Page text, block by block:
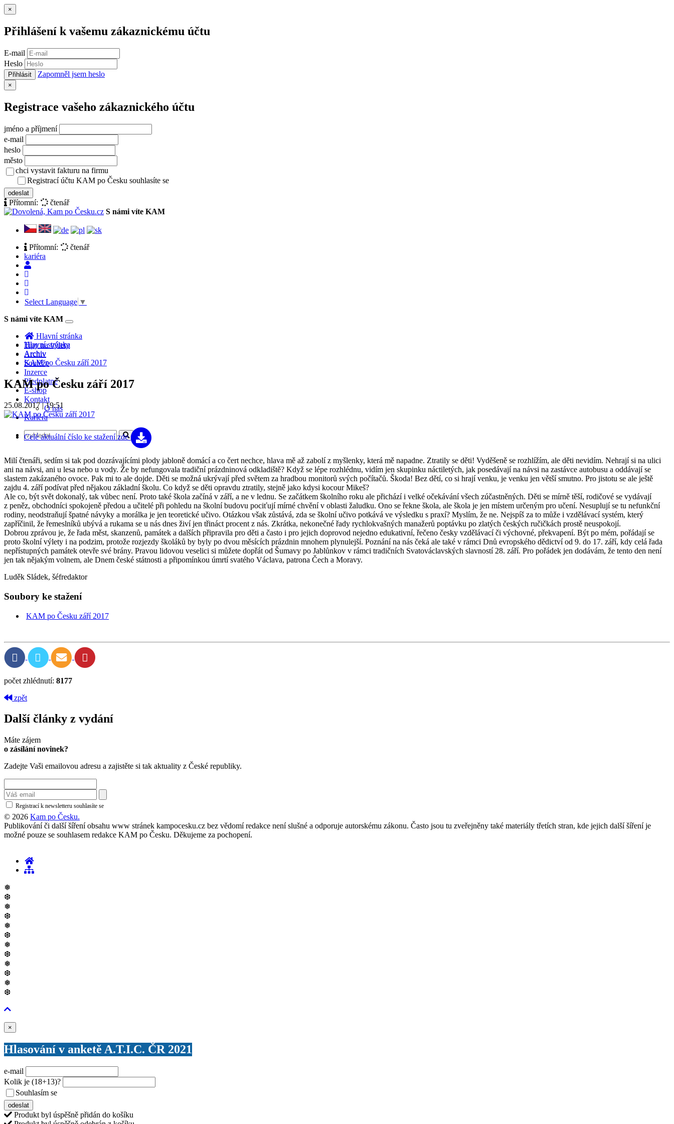
×
Přihlášení k vašemu zákaznickému účtu
E-mail
Heslo
Přihlásit Zapomněl jsem heslo
×
Registrace vašeho zákaznického účtu
jméno a příjmení
e-mail
heslo
město
chci vystavit fakturu na firmu
Registrací účtu KAM po Česku souhlasíte se
odeslat
Přítomní:
čtenář
S námi víte KAM
Přítomní:
čtenář
kariéra
Select Language ▼
S námi víte KAM
Toggle
navigation
Hlavní stránka
Tipy na výlety
Archiv
Soutěže
Inzerce
Předplatné
E-shop
Kontakt
O nás
Kariéra
Hlavní stránka
Archiv
KAM po Česku září 2017
KAM po Česku září 2017
25.08.2017 | 19:51
Celé aktuální číslo ke stažení zde
Milí čtenáři, sedím si tak pod dozrávajícími plody jabloně domácí a co čert nechce, hlava mě až zabolí z myšlenky, která mě napadne. Ztratily se děti! Vyděšeně se rozhlížím, ale děti nevidím. Nehrají si na ulici
ani na návsi, ani u lesa nebo u vody. Že by nefungovala tradiční prázdninová odkladiště? Když se lépe rozhlédnu, vidím jen skupinku náctiletých, jak posedávají na návsi na zastávce autobusu a oddávají se
slastem zakázaného ovoce. Pak mi to ale dojde. Děti se možná ukrývají před světem za hradbou monitorů svých počítačů. Škoda! Bez dětí, co si hrají venku, je venku jen větší smutno. Pro jistotu se ale ještě
zajdu 4. září podívat před nějakou základní školu. Co když se děti opravdu ztratily, stejně jako kdysi kocour Mikeš?
Ale co, být svět dokonalý, tak vůbec není. Proto také škola začíná v září, a ne v lednu. Se začátkem školního roku ale přichází i velké očekávání všech zúčastněných. Děti se mírně těší, rodičové se vydávají
z peněz, obchodníci spokojeně předou a učitelé při pohledu na školní budovu pociťují mírné chvění v oblasti žaludku. Ono se řekne škola, ale škola je jen místem určeným pro učení. Nesuplují se tu nefunkční
rodiny, neodstraňují špatné návyky a morálka je jen teoretické učivo. Otázkou však zůstává, zda se školní učivo potkává ve výsledku s praxí? Myslím, že ne. Nejspíš za to může i vzdělávací systém, který
zapříčinil, že řemeslníků ubývá a rukama se u nás dnes živí jen třináct procent z nás. Zkrátka, nekonečné řady rychlokvašných manažerů poptávku po zlatých českých ručičkách prostě neuspokojí.
Dobrou zprávou je, že řada měst, skanzenů, památek a dalších připravila pro děti a často i pro jejich doprovod nejedno edukativní, řečeno česky vzdělávací či výchovné, překvapení. Být po mém, pořádají se
proto školní výlety i na podzim, protože rozjezdy školáků by byly po dvou měsících prázdnin mnohem plynulejší. Poznání na nás čeká ale také v rámci Dnů evropského dědictví od 9. do 17. září, kdy celá řada
nepřístupných památek otevře své brány. Pravou lidovou veselici si můžete dopřát od Šumavy po Jablůnkov v rámci tradičních Svatováclavských slavností 28. září. Pro pořádek jen dodávám, že tento den není
jen tak nějakým volnem, ale Dnem české státnosti a připomínkou úmrtí svatého Václava, patrona Čech a Moravy.
Luděk Sládek, šéfredaktor
Soubory ke stažení
KAM po Česku září 2017
počet zhlédnutí: 8177
zpět
Další články z vydání
Máte zájem
o zásílání novinek?
Zadejte Vaši emailovou adresu a zajistěte si tak aktuality z České republiky.
Registrací k newsletteru souhlasíte se
© 2026 Kam po Česku.
Publikování či další šíření obsahu www stránek kampocesku.cz bez vědomí redakce není slušné a odporuje autorskému zákonu. Často jsou tu zveřejněny také materiály třetích stran, kde jejich další šíření je
možné pouze se souhlasem redakce KAM po Česku. Děkujeme za pochopení.
❅
❆
❅
❆
❅
❆
❅
❆
❅
❆
❅
❆
×
Hlasování v anketě A.T.I.C. ČR 2021
e-mail
Kolik je (18+13)?
Souhlasím se
odeslat
Produkt byl úspěšně přidán do košíku